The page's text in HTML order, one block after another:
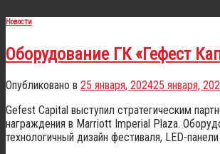
Новости
Оборудование ГК «Гефест
Опубликовано в 25 января, 202425 января,
Gefest Capital выступил стратегическим
награждения в Marriott Imperial Plaza.
технологичный дизайн фестиваля, LED-